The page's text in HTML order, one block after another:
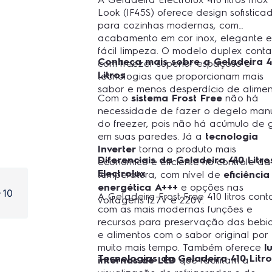
10
Look (IF45S) oferece design
para cozinhas modernas, com
acabamento em cor inox, elegante
fácil limpeza. O modelo duplex conta
com freezer superior espaçoso e
tecnologias que proporcionam mais
sabor e menos desperdício de
Conheça mais sobre a Geladeira
Litros
Com o sistema Frost Freenão há
necessidade de fazer o degelo
do freezer, pois não há acúmulo de
em suas paredes. Já a tecnologia
Invertertorna o produto mais
econômico e eficiente no controle da
temperatura, com nível de eficiência
energética A+++ e opções nas
voltagens 127V e 220V.
Diferenciais da Geladeira 410
Electrolux
A Geladeira Frost Free 410 litros
com as mais modernas funções e
recursos para preservação das
e alimentos com o sabor original por
muito mais tempo. Também oferece
internas de LED que facilitam a
Tecnologias da Geladeira 410